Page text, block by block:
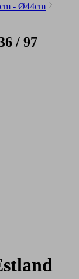
- Ø44cm
/ 97